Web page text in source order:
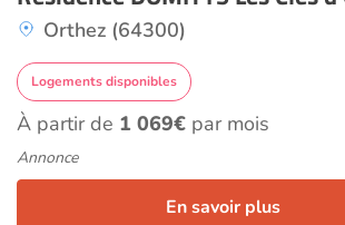
Orthez (64300)
Logements disponibles
À partir de 1 069€ par mois
Annonce
En savoir plus